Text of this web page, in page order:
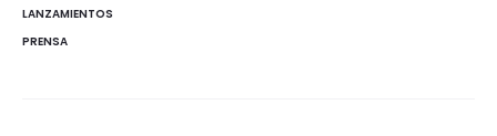
LANZAMIENTOS
PRENSA